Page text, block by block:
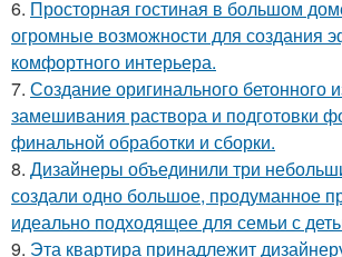
6. Просторная гостиная в большом
огромные возможности для создания
комфортного интерьера.
7. Создание оригинального бетонного
замешивания раствора и подготовки
финальной обработки и сборки.
8. Дизайнеры объединили три
создали одно большое, продуманное
идеально подходящее для семьи с
9. Эта квартира принадлежит